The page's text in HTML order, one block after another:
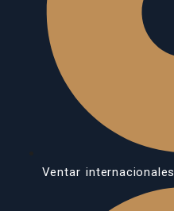
Ventar internacionales